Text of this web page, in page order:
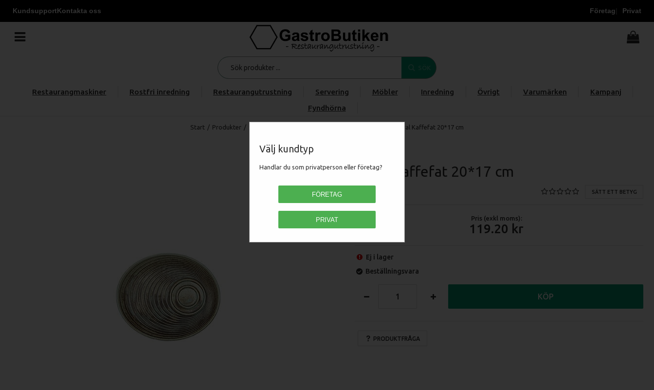
KundsupportKontakta oss Företag Privat
Välj kundtyp
Handlar du som privatperson eller företag?
FÖRETAG
PRIVAT
Restaurangmaskiner Rostfri inredning Restaurangutrustning Servering Möbler Inredning Övrigt Varumärken
Kampanj
Fyndhörna
Start / Produkter / Coral Kaffefat 20*17 cm
Coral Kaffefat 20*17 cm
SÄTT ETT BETYG
Pris (exkl moms):
119.20
Ej i lager
Beställningsvara
PRODUKTFRÅGA
KÖP